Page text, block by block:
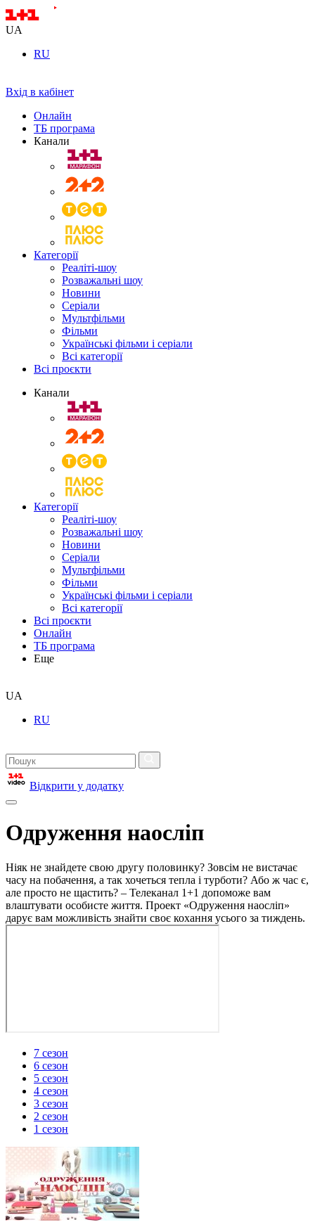
UA
RU
Вхід в кабінет
Онлайн
ТБ програма
Канали
Категорії
Реаліті-шоу
Розважальні шоу
Новини
Серіали
Мультфільми
Фільми
Українські фільми і серіали
Всі категорії
Всі проєкти
Канали
Категорії
Реаліті-шоу
Розважальні шоу
Новини
Серіали
Мультфільми
Фільми
Українські фільми і серіали
Всі категорії
Всі проєкти
Онлайн
ТБ програма
Еще
UA
RU
Відкрити у додатку
Одруження наосліп
Ніяк не знайдете свою другу половинку? Зовсім не вистачає
часу на побачення, а так хочеться тепла і турботи? Або ж час є,
але просто не щастить? – Телеканал 1+1 допоможе вам
влаштувати особисте життя. Проект «Одруження наосліп»
дарує вам можливість знайти своє кохання усього за тиждень.
7 сезон
6 сезон
5 сезон
4 сезон
3 сезон
2 сезон
1 сезон